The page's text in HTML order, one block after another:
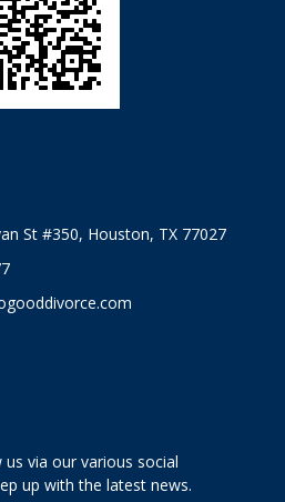
St #350, Houston, TX 77027
via our various social
up with the latest news.